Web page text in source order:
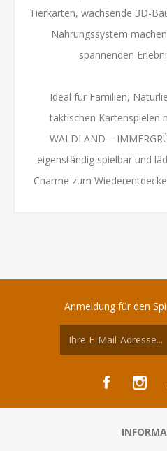
Tierkarten, wachsende 3D-
Nahrungssystem
spannenden
Ideal für Familien,
taktischen Kartenspielen
WALDLAND –
eigenständig spielbar und
Charme zum
Anmeldung für den